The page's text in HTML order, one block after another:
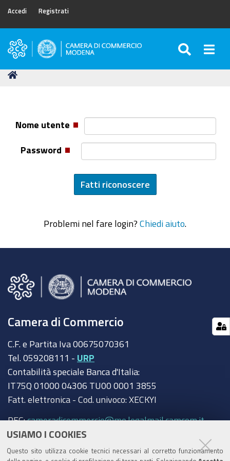
USIAMO I COOKIES
Questo sito utilizza cookie tecnici necessari al corretto funzionamento
Accedi Registrati
Camera
Commercio
Tu
Nome utente
Password
Problemi nel fare login? Chiedi aiuto
Camera di Commercio
C.F. e Partita Iva 00675070361
Tel. 059208111 - URP
Contabilità speciale Banca d'Italia:
IT75Q 01000 04306 TU00 0001 3855
Fatt. elettronica - Cod. univoco: XECKYI
PEC:cameradicommercio@mo.legalmail.camcom.it
Trasparenza